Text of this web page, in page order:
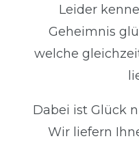
Leider
Geheimnis
welche
Dabei ist Glück
Wir liefern